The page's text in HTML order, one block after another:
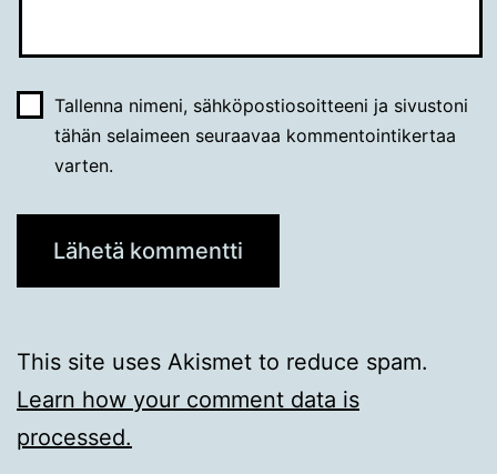
Tallenna nimeni, sähköpostiosoitteeni ja sivustoni
tähän selaimeen seuraavaa kommentointikertaa
varten.
This site uses Akismet to reduce spam.
Learn how your comment data is
processed.